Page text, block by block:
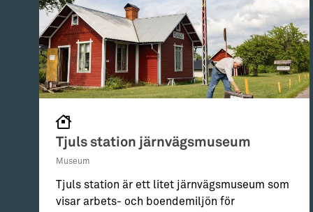
Tjuls station järnvägsmuseum
Museum
Tjuls station är ett litet järnvägsmuseum som
visar arbets- och boendemiljön för